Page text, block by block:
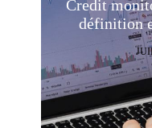
Credit
définition